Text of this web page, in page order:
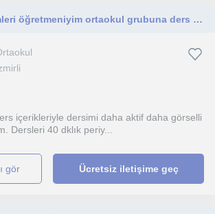
10 yıldır Fen bilimleri öğretmeniyim ortaokul grubuna ders vermeye hazırım
içerikleriyle dersimi daha aktif daha görselli
Dersleri 40 dklık periy...
gör Ücretsiz iletişime geç